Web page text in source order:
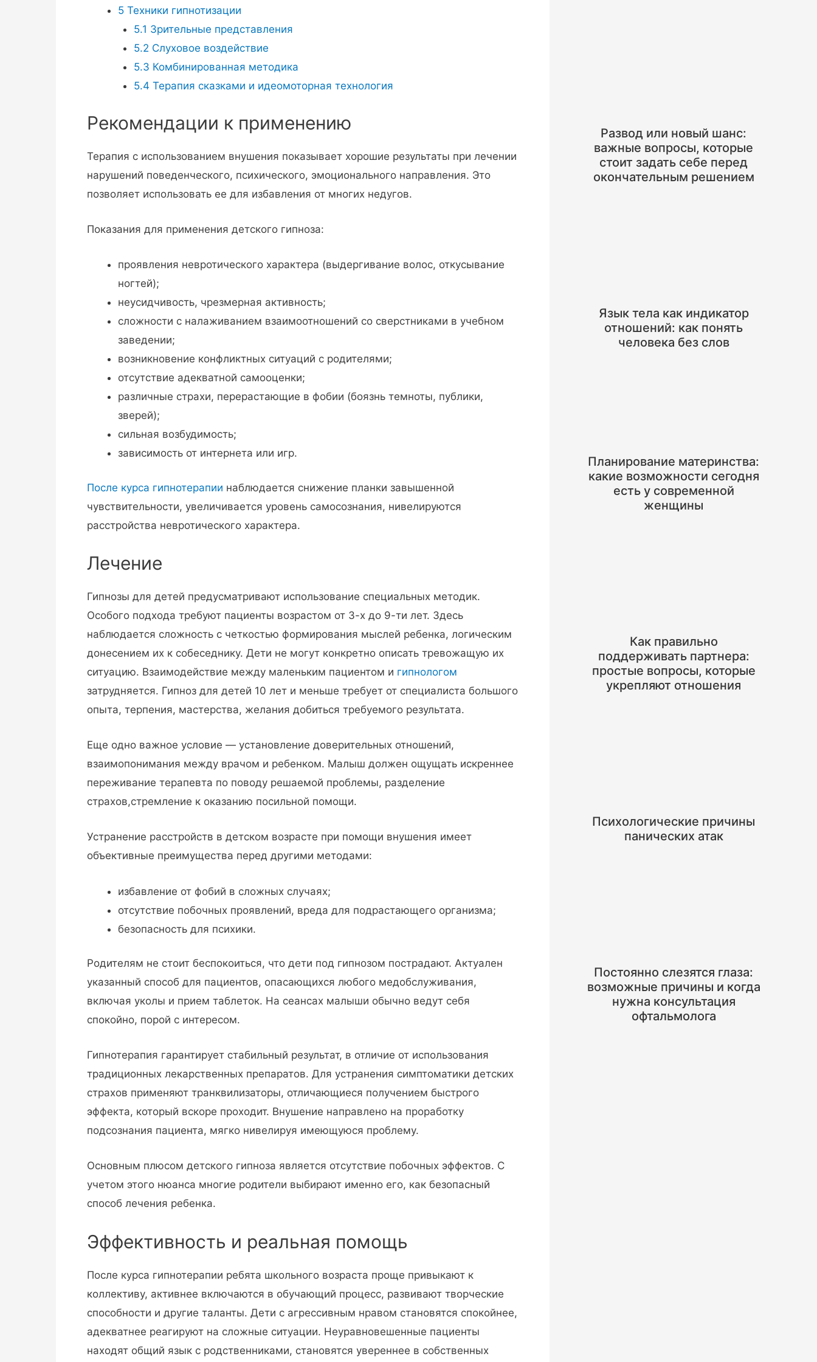
5 Техники гипнотизации
5.1 Зрительные представления
5.2 Слуховое воздействие
5.3 Комбинированная методика
5.4 Терапия сказками и идеомоторная технология
Рекомендации к применению
Терапия с использованием внушения показывает хорошие результаты при лечении
нарушений поведенческого, психического, эмоционального направления. Это
позволяет использовать ее для избавления от многих недугов.
Показания для применения детского гипноза:
проявления невротического характера (выдергивание волос, откусывание
ногтей);
неусидчивость, чрезмерная активность;
сложности с налаживанием взаимоотношений со сверстниками в учебном
заведении;
возникновение конфликтных ситуаций с родителями;
отсутствие адекватной самооценки;
различные страхи, перерастающие в фобии (боязнь темноты, публики,
зверей);
сильная возбудимость;
зависимость от интернета или игр.
После курса гипнотерапии наблюдается снижение планки завышенной
чувствительности, увеличивается уровень самосознания, нивелируются
расстройства невротического характера.
Лечение
Гипнозы для детей предусматривают использование специальных методик.
Особого подхода требуют пациенты возрастом от 3-х до 9-ти лет. Здесь
наблюдается сложность с четкостью формирования мыслей ребенка, логическим
донесением их к собеседнику. Дети не могут конкретно описать тревожащую их
ситуацию. Взаимодействие между маленьким пациентом и гипнологом
затрудняется. Гипноз для детей 10 лет и меньше требует от специалиста большого
опыта, терпения, мастерства, желания добиться требуемого результата.
Еще одно важное условие — установление доверительных отношений,
взаимопонимания между врачом и ребенком. Малыш должен ощущать искреннее
переживание терапевта по поводу решаемой проблемы, разделение
страхов,стремление к оказанию посильной помощи.
Устранение расстройств в детском возрасте при помощи внушения имеет
объективные преимущества перед другими методами:
избавление от фобий в сложных случаях;
отсутствие побочных проявлений, вреда для подрастающего организма;
безопасность для психики.
Родителям не стоит беспокоиться, что дети под гипнозом пострадают. Актуален
указанный способ для пациентов, опасающихся любого медобслуживания,
включая уколы и прием таблеток. На сеансах малыши обычно ведут себя
спокойно, порой с интересом.
Гипнотерапия гарантирует стабильный результат, в отличие от использования
традиционных лекарственных препаратов. Для устранения симптоматики детских
страхов применяют транквилизаторы, отличающиеся получением быстрого
эффекта, который вскоре проходит. Внушение направлено на проработку
подсознания пациента, мягко нивелируя имеющуюся проблему.
Основным плюсом детского гипноза является отсутствие побочных эффектов. С
учетом этого нюанса многие родители выбирают именно его, как безопасный
способ лечения ребенка.
Эффективность и реальная помощь
После курса гипнотерапии ребята школьного возраста проще привыкают к
коллективу, активнее включаются в обучающий процесс, развивают творческие
способности и другие таланты. Дети с агрессивным нравом становятся спокойнее,
адекватнее реагируют на сложные ситуации. Неуравновешенные пациенты
находят общий язык с родственниками, становятся увереннее в собственных
Развод или новый шанс:
важные вопросы, которые
стоит задать себе перед
окончательным решением
Язык тела как индикатор
отношений: как понять
человека без слов
Планирование материнства:
какие возможности сегодня
есть у современной
женщины
Как правильно
поддерживать партнера:
простые вопросы, которые
укрепляют отношения
Психологические причины
панических атак
Постоянно слезятся глаза:
возможные причины и когда
нужна консультация
офтальмолога